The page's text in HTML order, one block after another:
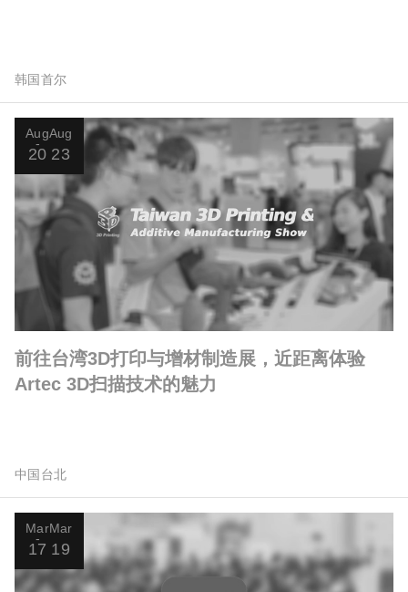
韩国首尔
Aug
20
Aug
23
前往台湾3D打印与增材制造展，近距离体验
Artec 3D扫描技术的魅力
中国台北
Mar
17
Mar
19